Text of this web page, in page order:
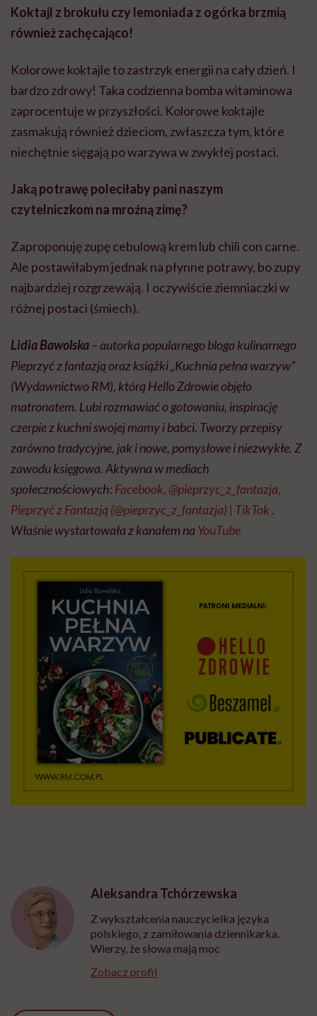
Koktajl z brokułu czy lemoniada z ogórka brzmią
również zachęcająco!
Kolorowe koktajle to zastrzyk energii na cały dzień. I
bardzo zdrowy! Taka codzienna bomba witaminowa
zaprocentuje w przyszłości. Kolorowe koktajle
zasmakują również dzieciom, zwłaszcza tym, które
niechętnie sięgają po warzywa w zwykłej postaci.
Jaką potrawę poleciłaby pani naszym
czytelniczkom na mroźną zimę?
Zaproponuję zupę cebulową krem lub chili con carne.
Ale postawiłabym jednak na płynne potrawy, bo zupy
najbardziej rozgrzewają. I oczywiście ziemniaczki w
różnej postaci (śmiech).
Lidia Bawolska– autorka popularnego bloga kulinarnego
Pieprzyć z fantazją oraz książki „Kuchnia pełna warzyw”
(Wydawnictwo RM), którą Hello Zdrowie objęło
matronatem. Lubi rozmawiać o gotowaniu, inspirację
czerpie z kuchni swojej mamy i babci. Tworzy przepisy
zarówno tradycyjne, jak i nowe, pomysłowe i niezwykłe. Z
zawodu księgowa. Aktywna w mediach
społecznościowych:Facebook, @pieprzyc_z_fantazja,
Pieprzyć z Fantazją (@pieprzyc_z_fantazja) | TikTok.
Właśnie wystartowała z kanałem na YouTube
Aleksandra Tchórzewska
Z wykształcenia nauczycielka języka
polskiego, z zamiłowania dziennikarka.
Wierzy, że słowa mają moc
Zobacz profil